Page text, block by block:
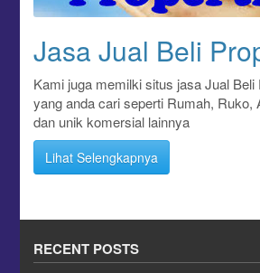
Jasa Jual Beli
Kami juga memilki situs jasa Jual Beli
yang anda cari seperti Rumah, Ruko,
dan unik komersial lainnya
Lihat Selengkapnya
RECENT POSTS